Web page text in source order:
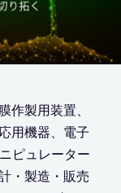
作製用装置、
用機器、電子
ピュレーター
・製造・販売